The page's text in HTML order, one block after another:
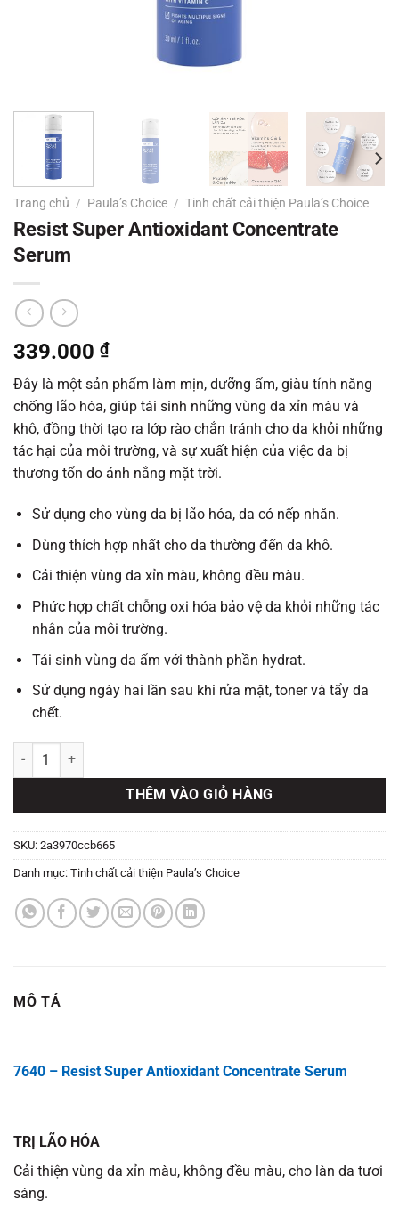
Trang chủ / Paula’s Choice / Tinh chất cải thiện Paula’s Choice
Resist Super Antioxidant Concentrate
Serum
339.000 ₫
Đây là một sản phẩm làm mịn, dưỡng ẩm, giàu tính năng
chống lão hóa, giúp tái sinh những vùng da xỉn màu và
khô, đồng thời tạo ra lớp rào chắn tránh cho da khỏi những
tác hại của môi trường, và sự xuất hiện của việc da bị
thương tổn do ánh nắng mặt trời.
Sử dụng cho vùng da bị lão hóa, da có nếp nhăn.
Dùng thích hợp nhất cho da thường đến da khô.
Cải thiện vùng da xỉn màu, không đều màu.
Phức hợp chất chỗng oxi hóa bảo vệ da khỏi những tác
nhân của môi trường.
Tái sinh vùng da ẩm với thành phần hydrat.
Sử dụng ngày hai lần sau khi rửa mặt, toner và tẩy da
chết.
Resist Super Antioxidant Concentrate Serum số lượng
THÊM VÀO GIỎ HÀNG
SKU: 2a3970ccb665
Danh mục: Tinh chất cải thiện Paula’s Choice
MÔ TẢ
7640 – Resist Super Antioxidant Concentrate Serum
TRỊ LÃO HÓA
Cải thiện vùng da xỉn màu, không đều màu, cho làn da tươi
sáng.